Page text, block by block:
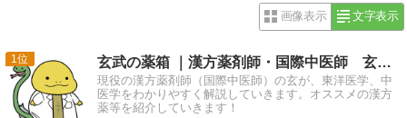
画像表示 文字表示
1 玄武の薬箱 ｜漢方薬剤師・国際中医師 玄の漢方ブログ
現役の漢方薬剤師（国際中医師）の玄が、東洋医学、中
医学をわかりやすく解説していきます。オススメの漢方
薬等を紹介していきます！